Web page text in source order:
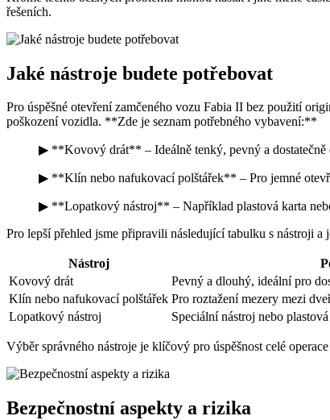
řešeních.
Jaké nástroje budete potřebovat
Pro úspěšné otevření zamčeného vozu Fabia II bez použití
poškození vozidla. **Zde je seznam potřebného vybavení:**
▶ **Kovový drát** – Ideálně tenký, pevný a
▶ **Klín nebo nafukovací polštářek** – Pro jemné
▶ **Lopatkový nástroj** – Například plastová karta
Pro lepší přehled jsme připravili následující tabulku s nástroji a
Nástroj
Kovový drát
Pevný a dlouhý, ideální pro
Klín nebo nafukovací polštářek Pro roztažení mezery mezi
Lopatkový nástroj
Speciální nástroj nebo
Výběr správného nástroje je klíčový pro úspěšnost celé
Bezpečnostní aspekty a rizika